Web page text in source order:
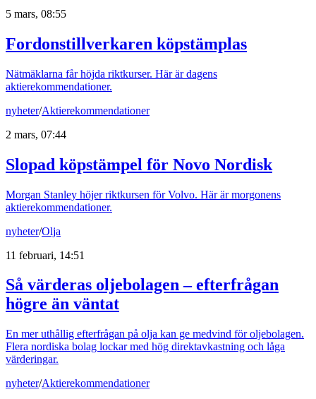
5 mars, 08:55
Fordonstillverkaren köpstämplas
Nätmäklarna får höjda riktkurser. Här är dagens
aktierekommendationer.
nyheter/Aktierekommendationer
2 mars, 07:44
Slopad köpstämpel för Novo Nordisk
Morgan Stanley höjer riktkursen för Volvo. Här är morgonens
aktierekommendationer.
nyheter/Olja
11 februari, 14:51
Så värderas oljebolagen – efterfrågan
högre än väntat
En mer uthållig efterfrågan på olja kan ge medvind för oljebolagen.
Flera nordiska bolag lockar med hög direktavkastning och låga
värderingar.
nyheter/Aktierekommendationer